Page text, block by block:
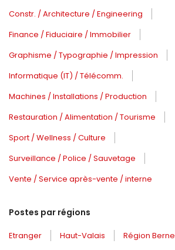
Constr. / Architecture / Engineering
Finance / Fiduciaire / Immobilier
Graphisme / Typographie / Impression
Informatique (IT) / Télécomm.
Machines / Installations / Production
Restauration / Alimentation / Tourisme
Sport / Wellness / Culture
Surveillance / Police / Sauvetage
Vente / Service après-vente / interne
Postes par régions
Etranger Haut-Valais
Région Berne